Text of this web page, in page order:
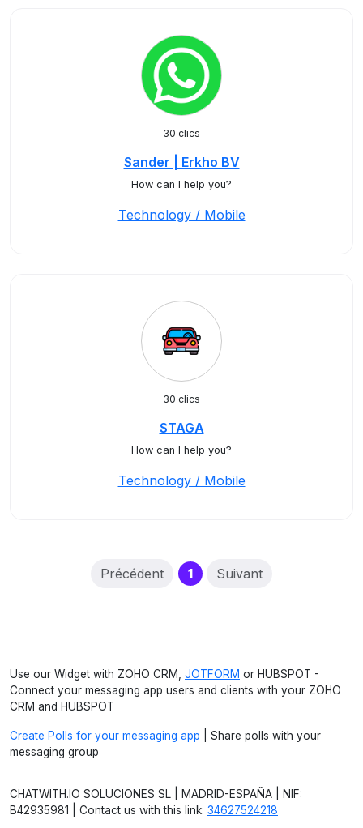
30 clics
Sander | Erkho BV
How can I help you?
Technology / Mobile
30 clics
STAGA
How can I help you?
Technology / Mobile
Précédent 1(current)
Suivant
Use our Widget with ZOHO CRM, JOTFORM or HUBSPOT -
Connect your messaging app users and clients with your ZOHO
CRM and HUBSPOT
Create Polls for your messaging app | Share polls with your
messaging group
CHATWITH.IO SOLUCIONES SL | MADRID-ESPAÑA | NIF:
B42935981 | Contact us with this link: 34627524218